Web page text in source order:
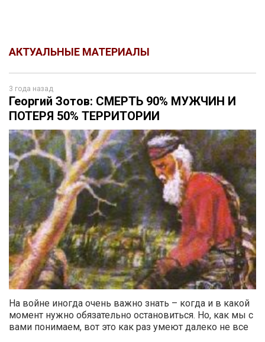
АКТУАЛЬНЫЕ МАТЕРИАЛЫ
3 года назад
Георгий Зотов: СМЕРТЬ 90% МУЖЧИН И
ПОТЕРЯ 50% ТЕРРИТОРИИ
На войне иногда очень важно знать – когда и в какой
момент нужно обязательно остановиться. Но, как мы с
вами понимаем, вот это как раз умеют далеко не все